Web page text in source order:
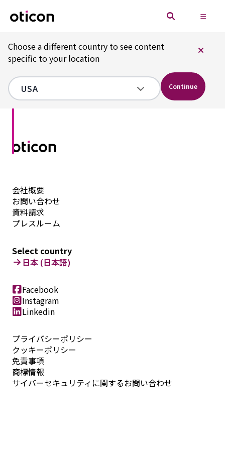
Choose a different country to see content
specific to your location
Continue
会社概要
お問い合わせ
資料請求
プレスルーム
プライバシーポリシー
クッキーポリシー
免責事項
商標情報
サイバーセキュリティに関するお問い合わせ
Select country
日本 (日本語)
Facebook
Instagram
Linkedin